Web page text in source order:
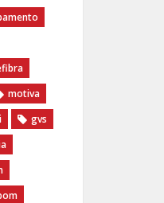
motiva
gvs